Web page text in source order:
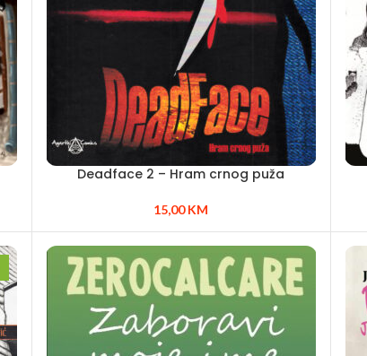
Deadface 2 – Hram crnog puža
15,00KM